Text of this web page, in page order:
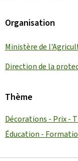
Organisation
Ministère de
Direction de la
Thème
Décorations - Prix -
Éducation -